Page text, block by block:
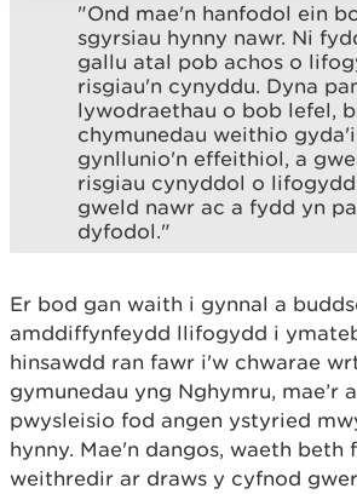
"Ond mae'n hanfodol ein
sgyrsiau hynny nawr. Ni
gallu atal pob achos o
risgiau'n cynyddu. Dyna
lywodraethau o bob lefel,
chymunedau weithio
gynllunio'n effeithiol, a
risgiau cynyddol o
gweld nawr ac a fydd yn
dyfodol."
Er bod gan waith i gynnal a
amddiffynfeydd llifogydd i
hinsawdd ran fawr i'w chwarae
gymunedau yng Nghymru, mae’r
pwysleisio fod angen ystyried
hynny. Mae'n dangos, waeth beth
weithredir ar draws y cyfnod